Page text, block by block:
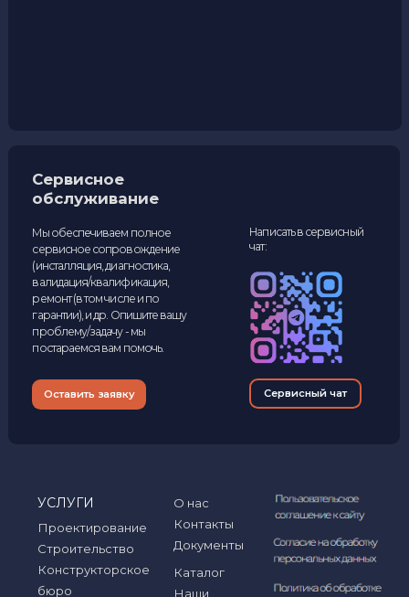
Наши контакты
Алтуфьевское шоссе, дом
48, корпус 1
+7 (495) 204-28-06
+7 (999) 078-72-85